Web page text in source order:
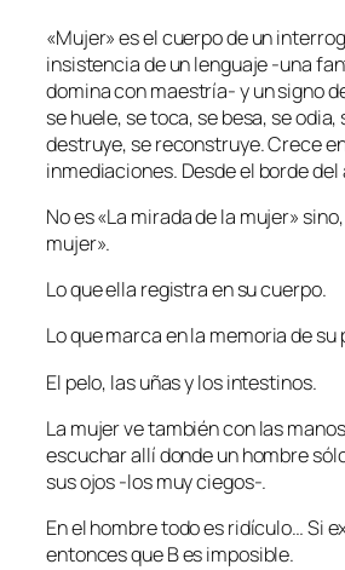
«Mujer» es el cuerpo de un
insistencia de un lenguaje -una
domina con maestría- y un signo
se huele, se toca, se besa, se odia,
destruye, se reconstruye. Crece
inmediaciones. Desde el borde del
No es «La mirada de la mujer»
mujer».
Lo que ella registra en su cuerpo.
Lo que marca en la memoria de su
El pelo, las uñas y los intestinos.
La mujer ve también con las
escuchar allí donde un hombre
sus ojos -los muy ciegos-.
En el hombre todo es ridículo… Si
entonces que B es imposible.